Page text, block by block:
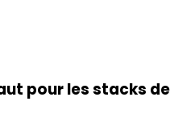
pour les stacks de